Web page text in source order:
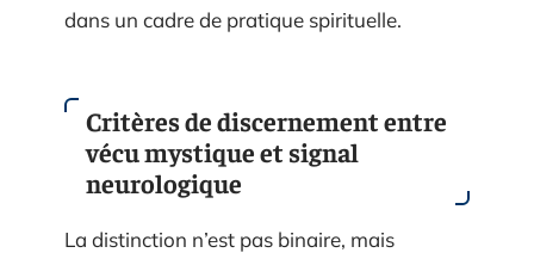
dans un cadre de pratique spirituelle.
Critères de discernement entre
vécu mystique et signal
neurologique
La distinction n’est pas binaire, mais